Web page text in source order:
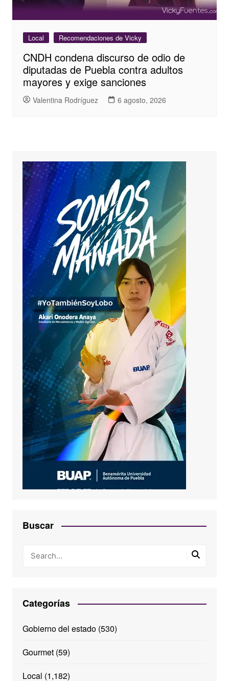
Local Recomendaciones de Vicky
CNDH condena discurso de odio de
diputadas de Puebla contra adultos
mayores y exige sanciones
Valentina Rodríguez 6 agosto, 2026
Buscar
Categorías
Gobierno del estado(530)
Gourmet(59)
Local (1,182)